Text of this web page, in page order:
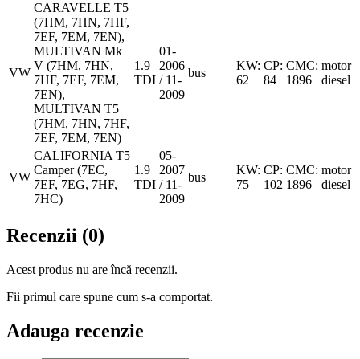
VW
CARAVELLE T5
(7HM, 7HN, 7HF,
7EF, 7EM, 7EN),
MULTIVAN Mk
V (7HM, 7HN,
7HF, 7EF, 7EM,
7EN),
MULTIVAN T5
(7HM, 7HN, 7HF,
7EF, 7EM, 7EN)
1.9
TDI
01-
2006
/ 11-
2009
bus
KW:
62
CP:
84
CMC:
1896
motor
diesel
VW
CALIFORNIA T5
Camper (7EC,
7EF, 7EG, 7HF,
7HC)
1.9
TDI
05-
2007
/ 11-
2009
bus
KW:
75
CP:
102
CMC:
1896
motor
diesel
Recenzii (0)
Acest produs nu are încă recenzii.
Fii primul care spune cum s-a comportat.
Adauga recenzie